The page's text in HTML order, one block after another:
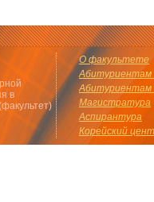
в
О факультете
Абитуриентам
Абитуриентам
Магистратура
Аспирантура
Корейский